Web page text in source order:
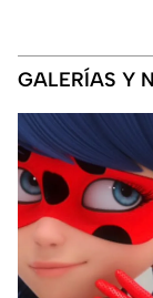
GALERÍAS Y